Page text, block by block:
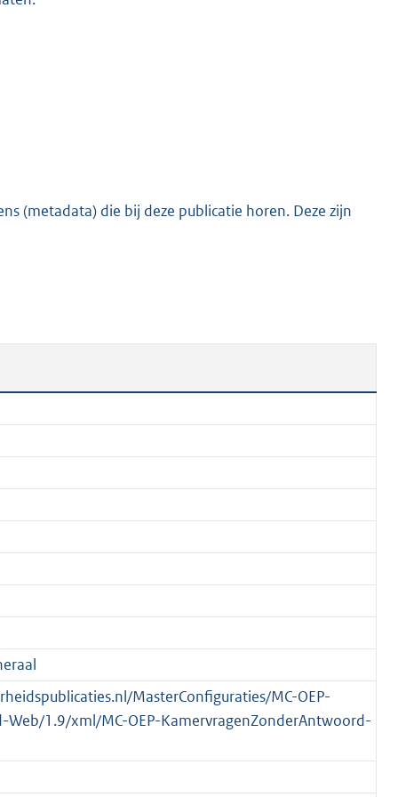
(metadata) die bij deze publicatie horen. Deze zijn
MasterConfiguraties/MC-OEP-
1.9/xml/MC-OEP-KamervragenZonderAntwoord-